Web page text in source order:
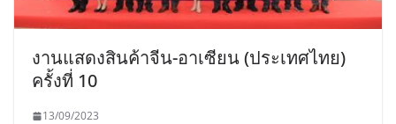
งานแสดงสินค้าจีน-อาเซียน (ประเทศไทย)
ครั้งที่ 10
13/09/2023